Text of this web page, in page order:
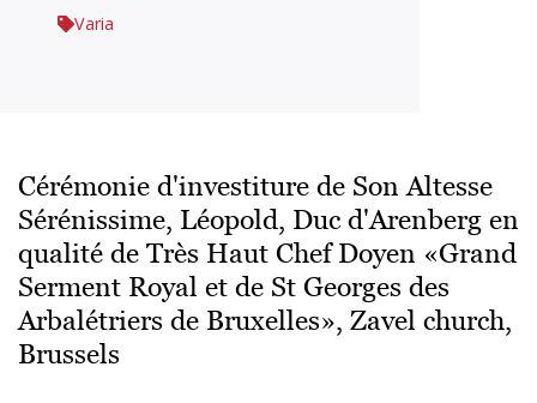
Varia
Cérémonie d'investiture de Son Altesse
Sérénissime, Léopold, Duc d'Arenberg en
qualité de Très Haut Chef Doyen «Grand
Serment Royal et de St Georges des
Arbalétriers de Bruxelles», Zavel church,
Brussels